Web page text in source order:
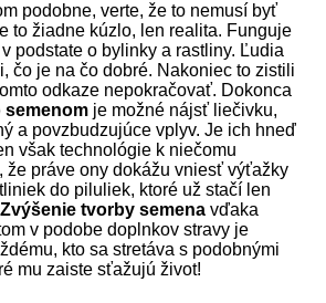
podobne, verte, že to nemusí byť
to žiadne kúzlo, len realita. Funguje
podstate o bylinky a rastliny. Ľudia
čo je na čo dobré. Nakoniec to zistili
odkaze nepokračovať. Dokonca
semenom je možné nájsť liečivku,
a povzbudzujúce vplyv. Je ich hneď
však technológie k niečomu
že práve ony dokážu vniesť výťažky
do piluliek, ktoré už stačí len
Zvýšenie tvorby semena vďaka
v podobe doplnkov stravy je
kto sa stretáva s podobnými
mu zaiste sťažujú život!